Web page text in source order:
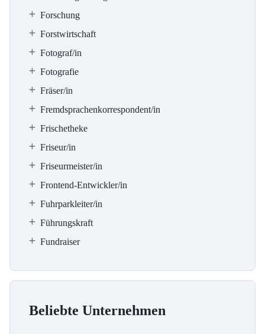
Forschung
Forstwirtschaft
Fotograf/in
Fotografie
Fräser/in
Fremdsprachenkorrespondent/in
Frischetheke
Friseur/in
Friseurmeister/in
Frontend-Entwickler/in
Fuhrparkleiter/in
Führungskraft
Fundraiser
Beliebte Unternehmen